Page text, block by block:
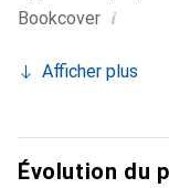
Bookcover i
Afficher plus
Évolution du